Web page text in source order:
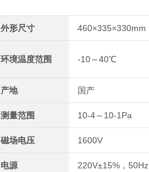
外形尺寸 460×335×330mm
环境温度范围 -10～40℃
产地 国产
测量范围 10-4～10-1Pa
磁场电压 1600V
电源 220V±15%，50Hz